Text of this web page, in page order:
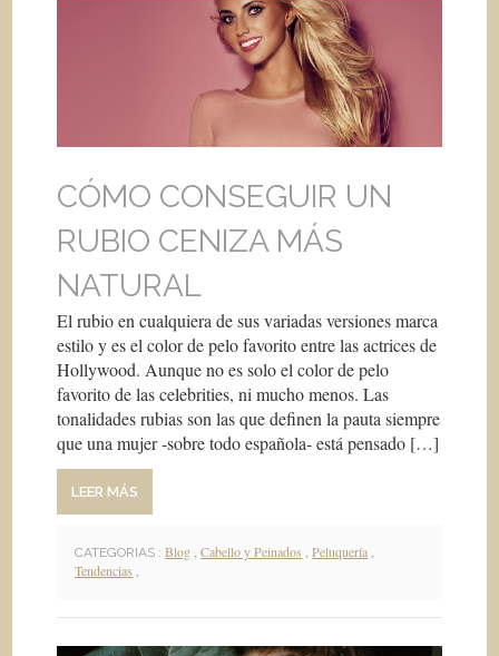
CÓMO CONSEGUIR UN
RUBIO CENIZA MÁS
NATURAL
El rubio en cualquiera de sus variadas versiones marca
estilo y es el color de pelo favorito entre las actrices de
Hollywood. Aunque no es solo el color de pelo
favorito de las celebrities, ni mucho menos. Las
tonalidades rubias son las que definen la pauta siempre
que una mujer -sobre todo española- está pensado […]
LEER MÁS
CATEGORIAS : Blog ,Cabello y Peinados ,Peluquería
Tendencias